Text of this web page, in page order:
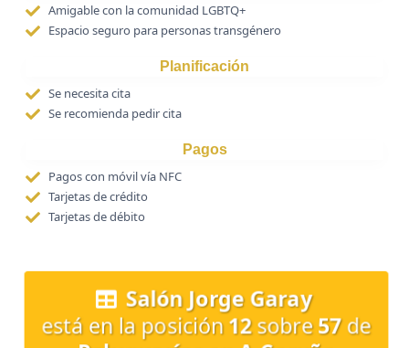
Amigable con la comunidad LGBTQ+
Espacio seguro para personas transgénero
Planificación
Se necesita cita
Se recomienda pedir cita
Pagos
Pagos con móvil vía NFC
Tarjetas de crédito
Tarjetas de débito
Salón Jorge Garay
está en la posición12sobre57de